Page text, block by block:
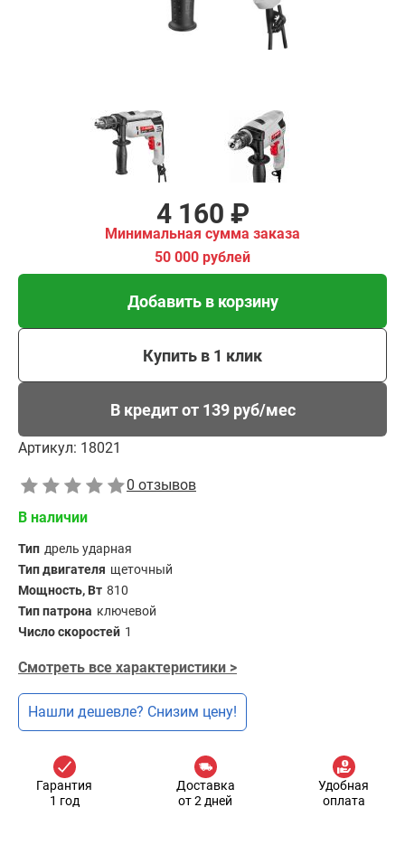
4 160 ₽
Минимальная сумма заказа
50 000 рублей
Добавить в корзину
Купить в 1 клик
В кредит от 139 руб/мес
Артикул: 18021
0 отзывов
В наличии
Тип дрель ударная
Тип двигателя щеточный
Мощность, Вт 810
Тип патрона ключевой
Число скоростей 1
Смотреть все характеристики >
Нашли дешевле? Снизим цену!
Гарантия
1 год
Доставка
от 2 дней
Удобная
оплата
Купить в 1 клик
В кредит от 139 руб/